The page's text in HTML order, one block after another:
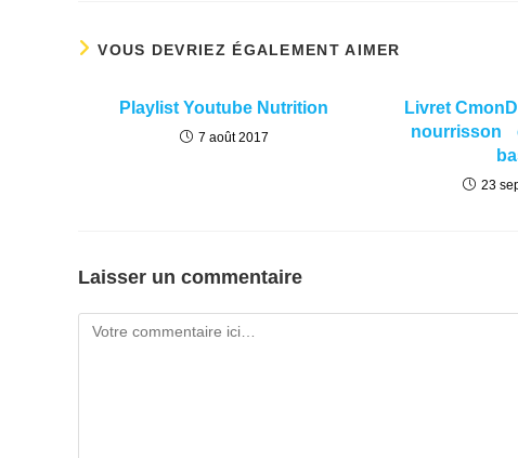
VOUS DEVRIEZ ÉGALEMENT AIMER
Playlist Youtube Nutrition
7 août 2017
Livret
nourrisson
23
Laisser un commentaire
Comment